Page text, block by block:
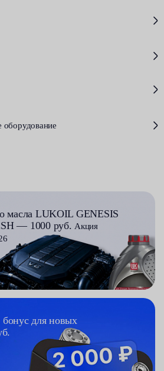
оборудование
масла LUKOIL GENESIS
— 1000 руб. Акция
для новых